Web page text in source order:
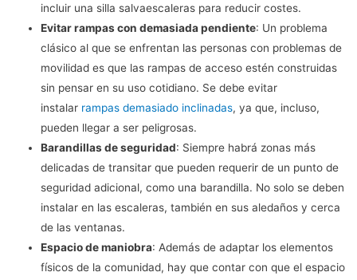
incluir una silla salvaescaleras para reducir costes.
Evitar rampas con demasiada pendiente: Un problema
clásico al que se enfrentan las personas con problemas de
movilidad es que las rampas de acceso estén construidas
sin pensar en su uso cotidiano. Se debe evitar
instalar rampas demasiado inclinadas, ya que, incluso,
pueden llegar a ser peligrosas.
Barandillas de seguridad: Siempre habrá zonas más
delicadas de transitar que pueden requerir de un punto de
seguridad adicional, como una barandilla. No solo se deben
instalar en las escaleras, también en sus aledaños y cerca
de las ventanas.
Espacio de maniobra: Además de adaptar los elementos
físicos de la comunidad, hay que contar con que el espacio